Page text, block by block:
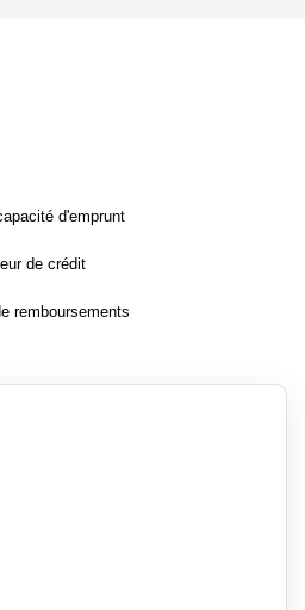
de notaire
d'emprunt
de crédit
remboursements